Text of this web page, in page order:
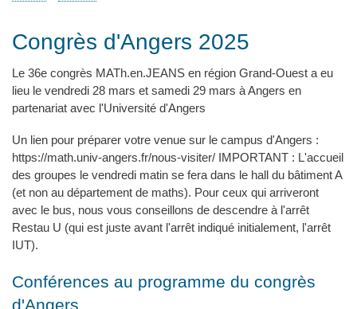
d'Ariane
Congrès d'Angers 2025
Le 36e congrès MATh.en.JEANS en région Grand-Ouest a eu
lieu le vendredi 28 mars et samedi 29 mars à Angers en
partenariat avec l'Université d'Angers
Un lien pour préparer votre venue sur le campus d'Angers :
https://math.univ-angers.fr/nous-visiter/ IMPORTANT : L'accueil
des groupes le vendredi matin se fera dans le hall du bâtiment A
(et non au département de maths). Pour ceux qui arriveront
avec le bus, nous vous conseillons de descendre à l'arrêt
Restau U (qui est juste avant l'arrêt indiqué initialement, l'arrêt
IUT).
Conférences au programme du congrès